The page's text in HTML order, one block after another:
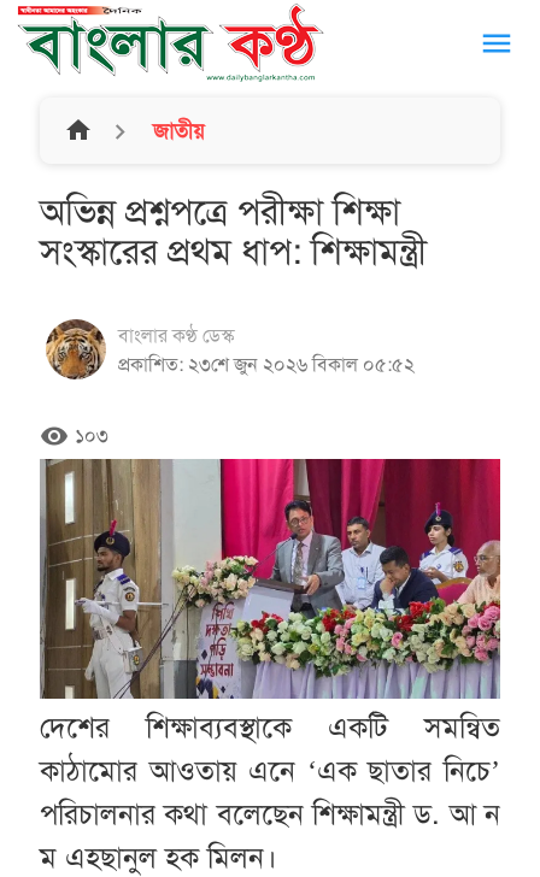
menu
home জাতীয়
অভিন্ন প্রশ্নপত্রে পরীক্ষা শিক্ষা
সংস্কারের প্রথম ধাপ: শিক্ষামন্ত্রী
বাংলার কণ্ঠ ডেস্ক
প্রকাশিত: ২৩শে জুন ২০২৬ বিকাল ০৫:৫২
remove_red_eye ১০৩
দেশের শিক্ষাব্যবস্থাকে একটি সমন্বিত
কাঠামোর আওতায় এনে ‘এক ছাতার নিচে’
পরিচালনার কথা বলেছেন শিক্ষামন্ত্রী ড. আ ন
ম এহছানুল হক মিলন।